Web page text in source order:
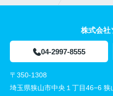
株式会社
04-2997-8555
〒350-1308
埼玉県狭山市中央１丁目46−6 狭